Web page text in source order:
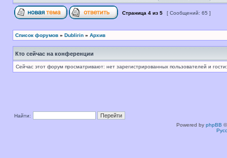
Страница 4 из 5 [ Сообщений: 65 ]
Список форумов » Dublirin » Архив
Кто сейчас на конференции
Сейчас этот форум просматривают: нет зарегистрированных пользователей и
Найти:
Powered by phpBB